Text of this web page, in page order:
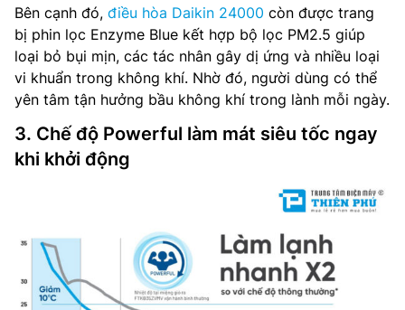
Bên cạnh đó, điều hòa Daikin 24000 còn được trang
bị phin lọc Enzyme Blue kết hợp bộ lọc PM2.5 giúp
loại bỏ bụi mịn, các tác nhân gây dị ứng và nhiều loại
vi khuẩn trong không khí. Nhờ đó, người dùng có thể
yên tâm tận hưởng bầu không khí trong lành mỗi ngày.
3. Chế độ Powerful làm mát siêu tốc ngay
khi khởi động